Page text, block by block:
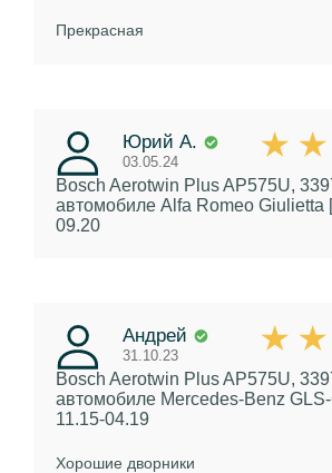
Прекрасная
Юрий А.
03.05.24
Bosch Aerotwin Plus AP575U,
автомобиле Alfa Romeo Giulietta
09.20
Андрей
31.10.23
Bosch Aerotwin Plus AP575U,
автомобиле Mercedes-Benz
11.15-04.19
Хорошие дворники